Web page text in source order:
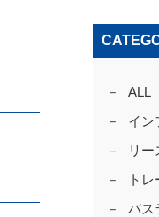
ALL
イン
リー
ト
バス